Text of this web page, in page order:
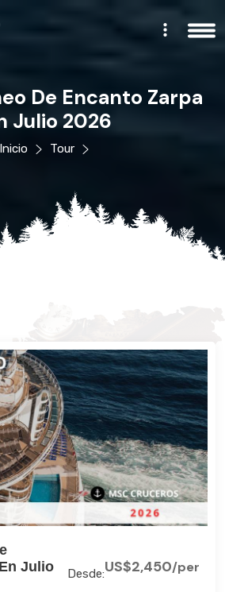
De Encanto Zarpa
Julio 2026
Inicio Tour
Julio
Desde:US$2,450/per